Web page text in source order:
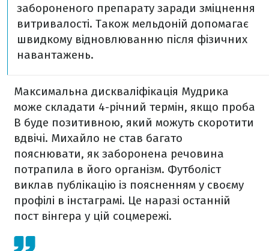
забороненого препарату заради зміцнення
витривалості. Також мельдоній допомагає
швидкому відновлюванню після фізичних
навантажень.
Максимальна дискваліфікація Мудрика
може складати 4-річний термін, якщо проба
В буде позитивною, який можуть скоротити
вдвічі. Михайло не став багато
пояснювати, як заборонена речовина
потрапила в його організм. Футболіст
виклав публікацію із поясненням у своєму
профілі в інстаграмі. Це наразі останній
пост вінгера у цій соцмережі.